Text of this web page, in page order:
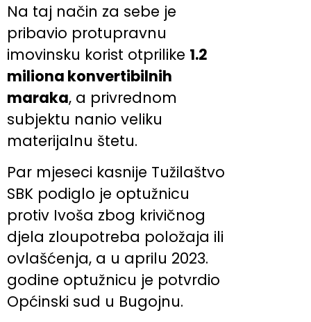
Na taj način za sebe je
pribavio protupravnu
imovinsku korist otprilike 1.2
miliona konvertibilnih
maraka, a privrednom
subjektu nanio veliku
materijalnu štetu.
Par mjeseci kasnije Tužilaštvo
SBK podiglo je optužnicu
protiv Ivoša zbog krivičnog
djela zloupotreba položaja ili
ovlašćenja, a u aprilu 2023.
godine optužnicu je potvrdio
Općinski sud u Bugojnu.